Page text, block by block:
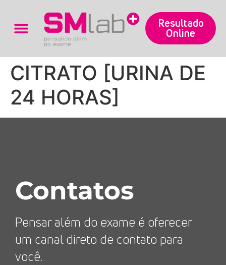
Resultado
Online
CITRATO [URINA DE
24 HORAS]
Contatos
Pensar além do exame é oferecer
um canal direto de contato para
você.